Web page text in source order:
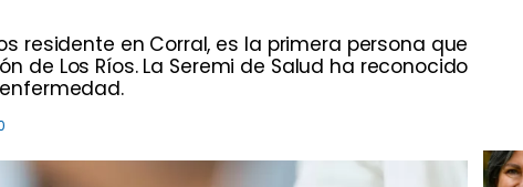
residente en Corral, es la primera persona que
de Los Ríos. La Seremi de Salud ha reconocido